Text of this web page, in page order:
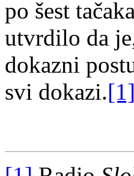
po šest
utvrdilo da
dokazni
svi dokazi.[1]